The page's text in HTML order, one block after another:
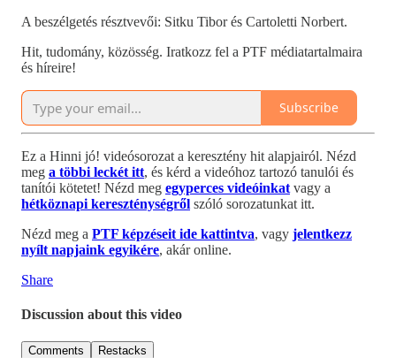
A beszélgetés résztvevői: Sitku Tibor és Cartoletti Norbert.
Hit, tudomány, közösség. Iratkozz fel a PTF médiatartalmaira
és híreire!
Subscribe
Ez a Hinni jó! videósorozat a keresztény hit alapjairól. Nézd
meg a többi leckét itt, és kérd a videóhoz tartozó tanulói és
tanítói kötetet! Nézd meg egyperces videóinkat vagy a
hétköznapi kereszténységről szóló sorozatunkat itt.
Nézd meg a PTF képzéseit ide kattintva, vagy jelentkezz
nyílt napjaink egyikére, akár online.
Share
Discussion about this video
Comments Restacks